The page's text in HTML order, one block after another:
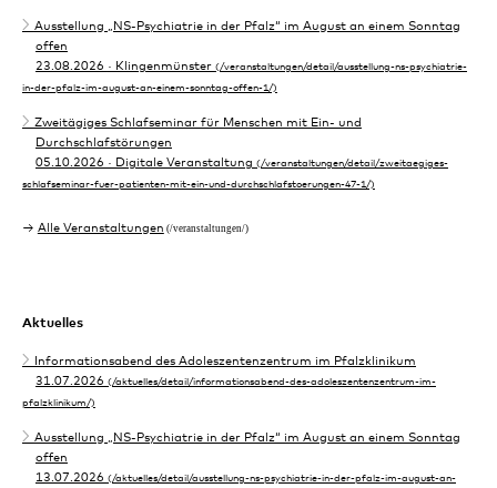
Ausstellung „NS-Psychiatrie in der Pfalz“ im August an einem Sonntag
offen
23.08.2026 · Klingenmünster
Zweitägiges Schlafseminar für Menschen mit Ein- und
Durchschlafstörungen
05.10.2026 · Digitale Veranstaltung
Alle Veranstaltungen
Aktuelles
Informationsabend des Adoleszentenzentrum im Pfalzklinikum
31.07.2026
Ausstellung „NS-Psychiatrie in der Pfalz“ im August an einem Sonntag
offen
13.07.2026